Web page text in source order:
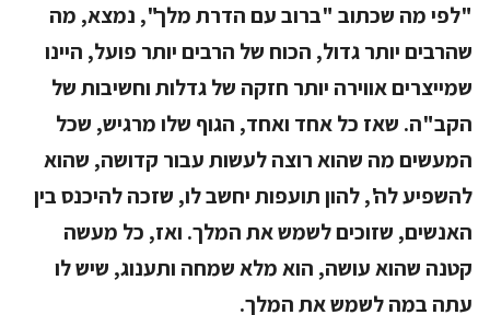
"לפי מה שכתוב "ברוב עם הדרת מלך", נמצא, מה
שהרבים יותר גדול, הכוח של הרבים יותר פועל, היינו
שמייצרים אווירה יותר חזקה של גדלות וחשיבות של
הקב"ה. שאז כל אחד ואחד, הגוף שלו מרגיש, שכל
המעשים מה שהוא רוצה לעשות עבור קדושה, שהוא
להשפיע לה', להון תועפות יחשב לו, שזכה להיכנס בין
האנשים, שזוכים לשמש את המלך. ואז, כל מעשה
קטנה שהוא עושה, הוא מלא שמחה ותענוג, שיש לו
עתה במה לשמש את המלך.